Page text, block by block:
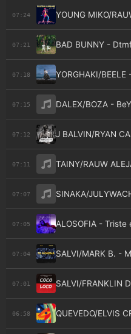
07:24 YOUNG MIKO/
07:21 BAD BUNNY -
07:18 YORGHAKI/BEELE
07:15 DALEX/BOZA -
07:12 J BALVIN/RYAN
07:11 TAINY/RAUW
07:07 SINAKA/
07:05 ALOSOFIA - Triste
07:04 SALVI/MARK B. -
07:01 SALVI/FRANKLIN
06:58 QUEVEDO/ELVIS